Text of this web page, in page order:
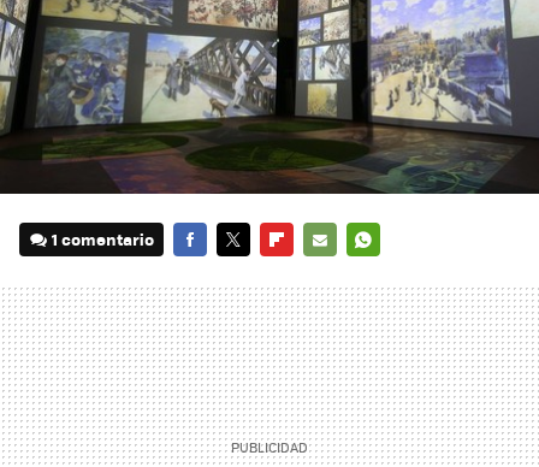
1 comentario
MAIL